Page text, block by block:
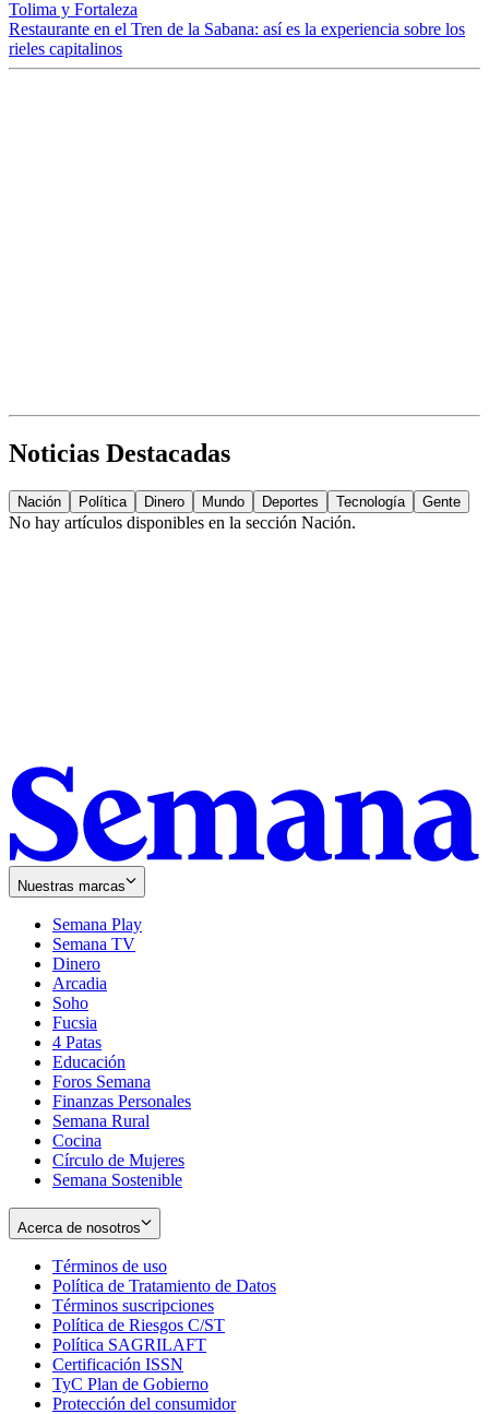
Tolima y Fortaleza
Restaurante en el Tren de la Sabana: así es la experiencia sobre los
rieles capitalinos
Noticias Destacadas
Nación Política Dinero Mundo Deportes Tecnología Gente
No hay artículos disponibles en la sección Nación.
Nuestras marcas
Semana Play
Semana TV
Dinero
Arcadia
Soho
in
new
window
Fucsia
in
new
window
4 Patas
Educación
Foros Semana
Finanzas Personales
Semana Rural
Cocina
Círculo de Mujeres
Semana Sostenible
Acerca de nosotros
Términos de uso
in
new
window
Política de Tratamiento de Datos
Términos suscripciones
in
Política de Riesgos C/ST
Política SAGRILAFT
new
window
Certificación ISSN
in
new
TyC Plan de Gobierno
in
Protección del consumidorOpens